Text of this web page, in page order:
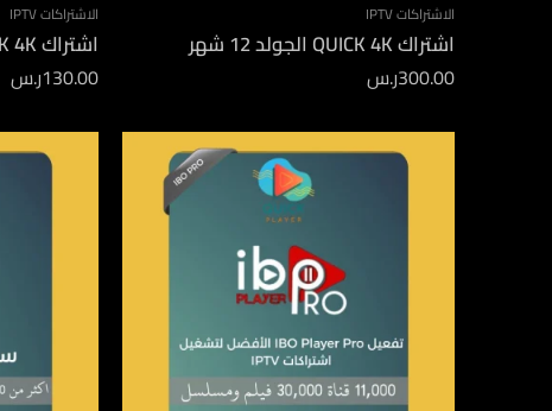
الاشتراكات IPTV
اشتراك QUICK 4K الجولد 12 شهر
300.00ر.س
الاشتراكات IPTV
اشتراك QUICK 4K الجولد 3 اشهر
130.00ر.س